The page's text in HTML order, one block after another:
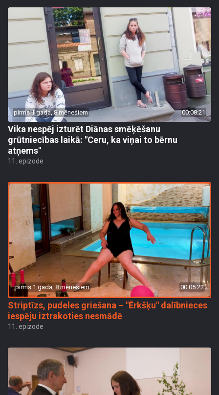
pirms 1 gada, 8 mēnešiem 00:08:21
Vika nespēj izturēt Diānas smēķēšanu
grūtniecības laikā: "Ceru, ka viņai to bērnu
atņems"
11. epizode
pirms 1 gada, 8 mēnešiem 00:05:22
Striptīzs, pudeles griešana – "Ērkšķu" dalībnieces
iespēju iztrakoties nesmādē
11. epizode